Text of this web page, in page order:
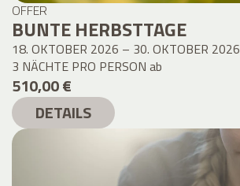
OFFER
BUNTE HERBSTTAGE
18. OKTOBER 2026 – 30. OKTOBER 2026
3 NÄCHTE PRO PERSON ab
510,00 €
DETAILS